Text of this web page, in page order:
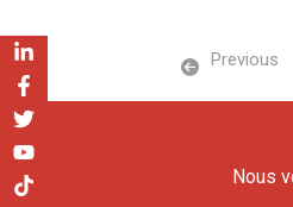
Previous
Nous